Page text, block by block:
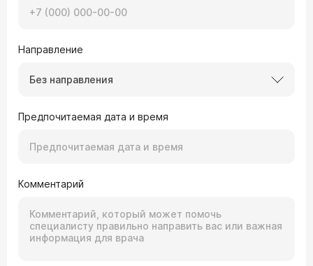
Направление
Без направления
Предпочитаемая дата и время
Комментарий